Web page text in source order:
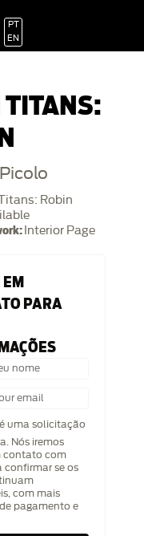
PT
EN
TITANS:
Robin
Interior Page
EM
PARA
uma solicitação
Nós iremos
contato com
confirmar se os
com mais
pagamento e